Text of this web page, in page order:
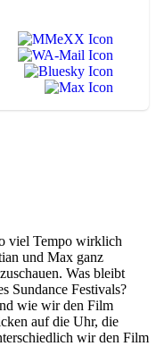
viel Tempo wirklich
und Max ganz
Was bleibt
Sundance Festivals?
wie wir den Film
auf die Uhr, die
wir den Film